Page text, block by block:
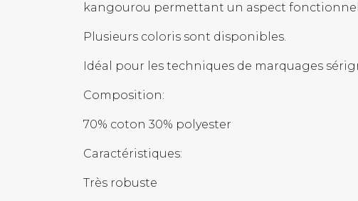
kangourou permettant un aspect
Plusieurs coloris sont disponibles.
Idéal pour les techniques de marquages
Composition:
70% coton 30% polyester
Caractéristiques:
Très robuste